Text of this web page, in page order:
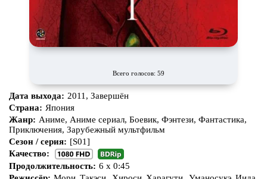
Всего голосов: 59
Дата выхода: 2011, Завершён
Страна: Япония
Жанр: Аниме, Аниме сериал, Боевик, Фэнтези, Фантастика,
Приключения, Зарубежный мультфильм
Сезон / серия: [S01]
Качество:
Продолжительность: 6 x 0:45